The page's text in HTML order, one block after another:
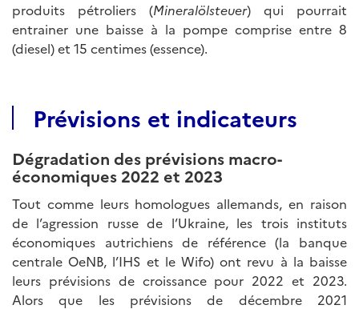
produits pétroliers (Mineralölsteuer) qui pourrait
entrainer une baisse à la pompe comprise entre 8
(diesel) et 15 centimes (essence).
Prévisions et indicateurs
Dégradation des prévisions macro-
économiques 2022 et 2023
Tout comme leurs homologues allemands, en raison
de l’agression russe de l’Ukraine, les trois instituts
économiques autrichiens de référence (la banque
centrale OeNB, l’IHS et le Wifo) ont revu à la baisse
leurs prévisions de croissance pour 2022 et 2023.
Alors que les prévisions de décembre 2021